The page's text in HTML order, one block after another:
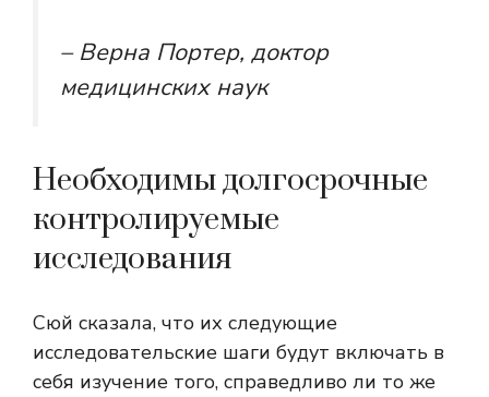
– Верна Портер, доктор
медицинских наук
Необходимы долгосрочные
контролируемые
исследования
Сюй сказала, что их следующие
исследовательские шаги будут включать в
себя изучение того, справедливо ли то же